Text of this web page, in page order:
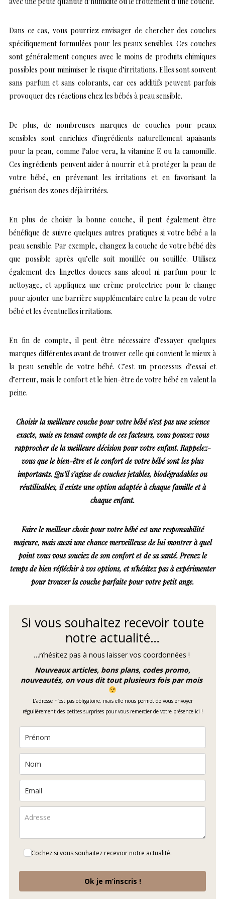
Dans ce cas, vous pourriez envisager de chercher des couches
spécifiquement formulées pour les peaux sensibles. Ces couches
sont généralement conçues avec le moins de produits chimiques
possibles pour minimiser le risque d’irritations. Elles sont souvent
sans parfum et sans colorants, car ces additifs peuvent parfois
provoquer des réactions chez les bébés à peau sensible.
De plus, de nombreuses marques de couches pour peaux
sensibles sont enrichies d’ingrédients naturellement apaisants
pour la peau, comme l’aloe vera, la vitamine E ou la camomille.
Ces ingrédients peuvent aider à nourrir et à protéger la peau de
votre bébé, en prévenant les irritations et en favorisant la
guérison des zones déjà irritées.
En plus de choisir la bonne couche, il peut également être
bénéfique de suivre quelques autres pratiques si votre bébé a la
peau sensible. Par exemple, changez la couche de votre bébé dès
que possible après qu’elle soit mouillée ou souillée. Utilisez
également des lingettes douces sans alcool ni parfum pour le
nettoyage, et appliquez une crème protectrice pour le change
pour ajouter une barrière supplémentaire entre la peau de votre
bébé et les éventuelles irritations.
En fin de compte, il peut être nécessaire d’essayer quelques
marques différentes avant de trouver celle qui convient le mieux à
la peau sensible de votre bébé. C’est un processus d’essai et
d’erreur, mais le confort et le bien-être de votre bébé en valent la
peine.
Choisir la meilleure couche pour votre bébé n’est pas une science
exacte, mais en tenant compte de ces facteurs, vous pouvez vous
rapprocher de la meilleure décision pour votre enfant. Rappelez-
vous que le bien-être et le confort de votre bébé sont les plus
importants. Qu’il s’agisse de couches jetables, biodégradables ou
réutilisables, il existe une option adaptée à chaque famille et à
chaque enfant.
Faire le meilleur choix pour votre bébé est une responsabilité
majeure, mais aussi une chance merveilleuse de lui montrer à quel
point vous vous souciez de son confort et de sa santé. Prenez le
temps de bien réfléchir à vos options, et n’hésitez pas à expérimenter
pour trouver la couche parfaite pour votre petit ange.
Si vous souhaitez recevoir toute
notre actualité…
…n’hésitez pas à nous laisser vos coordonnées !
Nouveaux articles, bons plans, codes promo,
nouveautés, on vous dit tout plusieurs fois par mois
L’adresse n’est pas obligatoire, mais elle nous permet de vous envoyer
régulièrement des petites surprises pour vous remercier de votre présence ici !
Cochez si vous souhaitez recevoir notre actualité.
Ok je m’inscris !